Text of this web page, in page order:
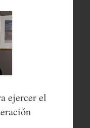
ejercer el